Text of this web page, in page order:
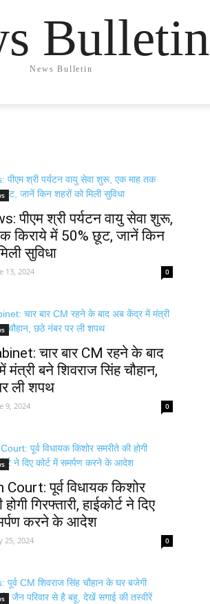
Bulletin
News Bulletin
पीएम श्री पर्यटन वायु सेवा शुरू,
किराये में 50% छूट, जानें किन
सुविधा
13, 2024 0
चार बार CM रहने के बाद
बने शिवराज सिंह चौहान,
ली शपथ
9, 2024 0
पूर्व विधायक किशोर
गिरफ्तारी, हाईकोर्ट ने दिए
करने के आदेश
25, 2024 0